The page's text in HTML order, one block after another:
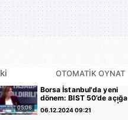
OTOMATİK OYNAT
05:06
Borsa İstanbul'da yeni
dönem: BIST 50’de açığa
satış yasağı kaldırıldı |
Video
06.12.2024 09:21